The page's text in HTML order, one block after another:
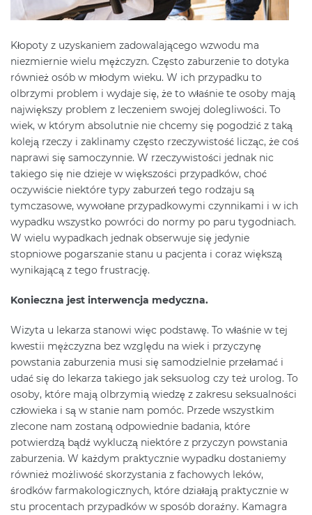
Kłopoty z uzyskaniem zadowalającego wzwodu ma
niezmiernie wielu mężczyzn. Często zaburzenie to dotyka
również osób w młodym wieku. W ich przypadku to
olbrzymi problem i wydaje się, że to właśnie te osoby mają
największy problem z leczeniem swojej dolegliwości. To
wiek, w którym absolutnie nie chcemy się pogodzić z taką
koleją rzeczy i zaklinamy często rzeczywistość licząc, że coś
naprawi się samoczynnie. W rzeczywistości jednak nic
takiego się nie dzieje w większości przypadków, choć
oczywiście niektóre typy zaburzeń tego rodzaju są
tymczasowe, wywołane przypadkowymi czynnikami i w ich
wypadku wszystko powróci do normy po paru tygodniach.
W wielu wypadkach jednak obserwuje się jedynie
stopniowe pogarszanie stanu u pacjenta i coraz większą
wynikającą z tego frustrację.
Konieczna jest interwencja medyczna.
Wizyta u lekarza stanowi więc podstawę. To właśnie w tej
kwestii mężczyzna bez względu na wiek i przyczynę
powstania zaburzenia musi się samodzielnie przełamać i
udać się do lekarza takiego jak seksuolog czy też urolog. To
osoby, które mają olbrzymią wiedzę z zakresu seksualności
człowieka i są w stanie nam pomóc. Przede wszystkim
zlecone nam zostaną odpowiednie badania, które
potwierdzą bądź wykluczą niektóre z przyczyn powstania
zaburzenia. W każdym praktycznie wypadku dostaniemy
również możliwość skorzystania z fachowych leków,
środków farmakologicznych, które działają praktycznie w
stu procentach przypadków w sposób doraźny. Kamagra